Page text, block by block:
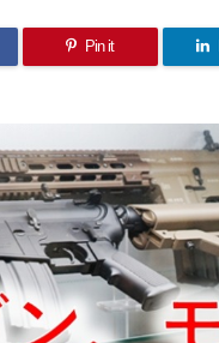
Pin it